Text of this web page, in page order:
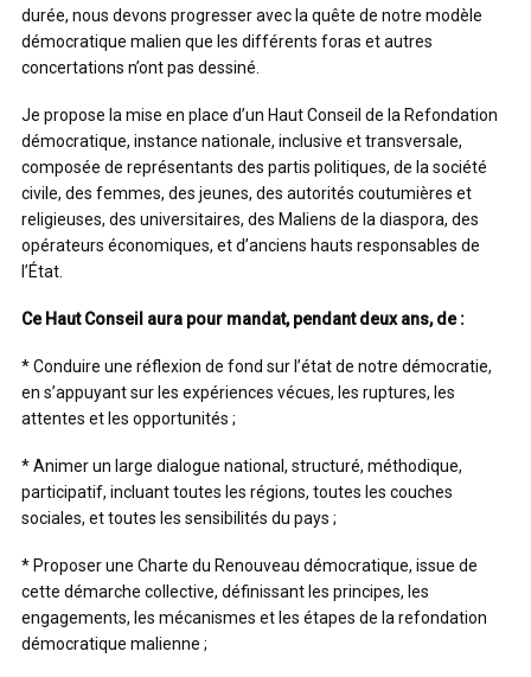
durée, nous devons progresser avec la quête de notre modèle
démocratique malien que les différents foras et autres
concertations n’ont pas dessiné.
Je propose la mise en place d’un Haut Conseil de la Refondation
démocratique, instance nationale, inclusive et transversale,
composée de représentants des partis politiques, de la société
civile, des femmes, des jeunes, des autorités coutumières et
religieuses, des universitaires, des Maliens de la diaspora, des
opérateurs économiques, et d’anciens hauts responsables de
l’État.
Ce Haut Conseil aura pour mandat, pendant deux ans, de :
* Conduire une réflexion de fond sur l’état de notre démocratie,
en s’appuyant sur les expériences vécues, les ruptures, les
attentes et les opportunités ;
* Animer un large dialogue national, structuré, méthodique,
participatif, incluant toutes les régions, toutes les couches
sociales, et toutes les sensibilités du pays ;
* Proposer une Charte du Renouveau démocratique, issue de
cette démarche collective, définissant les principes, les
engagements, les mécanismes et les étapes de la refondation
démocratique malienne ;